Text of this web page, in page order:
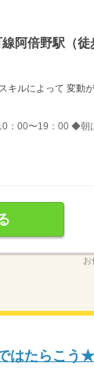
阿倍野駅（徒
キルによって 変動が
：00〜19：00 ◆朝
お
はたらこう★